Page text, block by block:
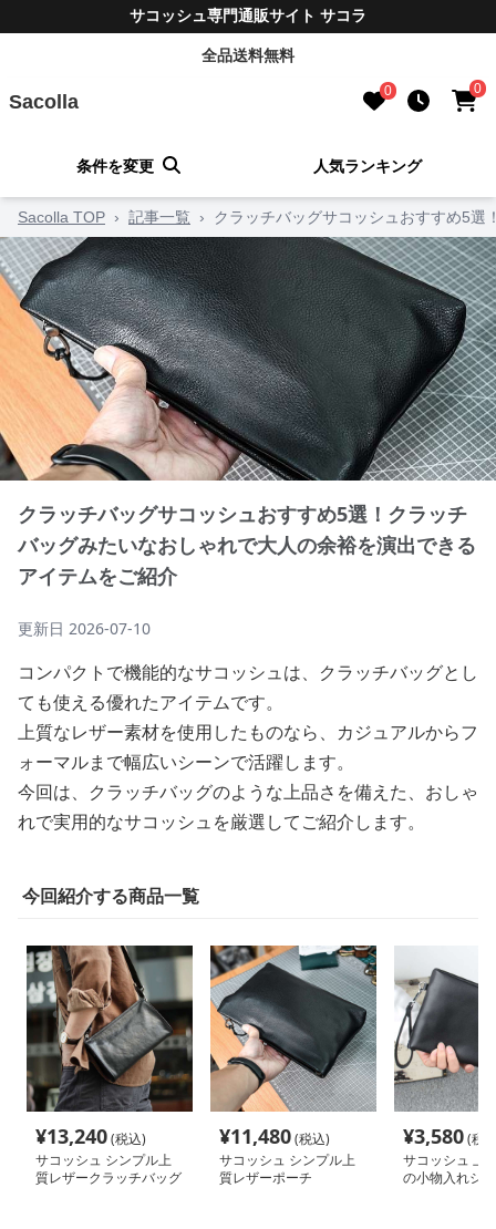
サコッシュ専門通販サイト サコラ
全品送料無料
Sacolla 0 0
条件を変更 人気ランキング
Sacolla TOP › 記事一覧 › クラッチバッグサコッシュおすすめ5選
クラッチバッグサコッシュおすすめ5選！クラッチ
バッグみたいなおしゃれで大人の余裕を演出できる
アイテムをご紹介
更新日 2026-07-10
コンパクトで機能的なサコッシュは、クラッチバッグとし
ても使える優れたアイテムです。
上質なレザー素材を使用したものなら、カジュアルからフ
ォーマルまで幅広いシーンで活躍します。
今回は、クラッチバッグのような上品さを備えた、おしゃ
れで実用的なサコッシュを厳選してご紹介します。
今回紹介する商品一覧
¥13,240(税込)
サコッシュ シンプル上
質レザークラッチバッグ
¥11,480(税込)
サコッシュ シンプル上
質レザーポーチ
¥3,580(税
サコッシュ 上
の小物入れシ